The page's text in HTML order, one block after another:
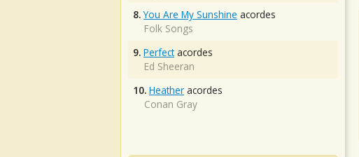
8. You Are My Sunshine acordes
Folk Songs
9. Perfectacordes
Ed Sheeran
10. Heather acordes
Conan Gray